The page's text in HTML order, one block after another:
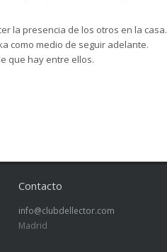
la presencia de los otros en la casa.
como medio de seguir adelante.
que hay entre ellos.
Contacto
info@clubdellector.com
Madrid